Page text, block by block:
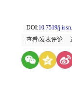
DOI:10.7519/
查看/发表评论